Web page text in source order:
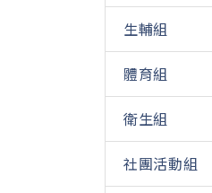
生輔組
體育組
衛生組
社團活動組